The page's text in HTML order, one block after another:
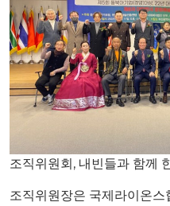
조직위원회, 내빈들과 함께
조직위원장은 국제라이온